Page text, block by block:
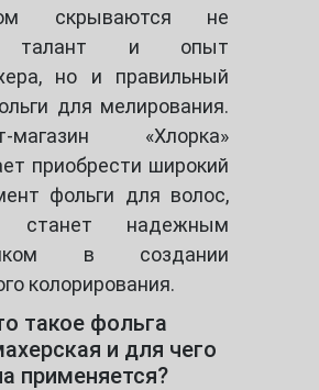
скрываются не
талант и опыт
но и правильный
для мелирования.
магазин «Хлорка»
приобрести широкий
фольги для волос,
станет надежным
в создании
колорирования.
такое фольга
и для чего
применяется?